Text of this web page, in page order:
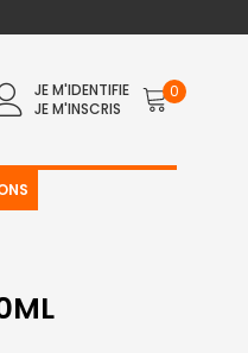
JE M'IDENTIFIE
JE M'INSCRIS
0